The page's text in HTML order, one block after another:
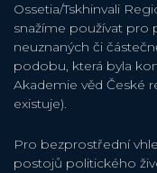
Ossetia/Tskhinvali
snažíme používat pro
neuznaných či
podobu, která byla
Akademie věd České
existuje).
Pro bezprostřední
postojů politického